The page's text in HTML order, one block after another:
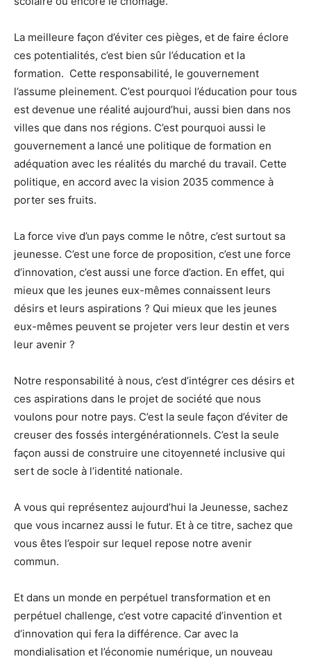
La meilleure façon d’éviter ces pièges, et de faire éclore
ces potentialités, c’est bien sûr l’éducation et la
formation. Cette responsabilité, le gouvernement
l’assume pleinement. C’est pourquoi l’éducation pour tous
est devenue une réalité aujourd’hui, aussi bien dans nos
villes que dans nos régions. C’est pourquoi aussi le
gouvernement a lancé une politique de formation en
adéquation avec les réalités du marché du travail. Cette
politique, en accord avec la vision 2035 commence à
porter ses fruits.
La force vive d’un pays comme le nôtre, c’est surtout sa
jeunesse. C’est une force de proposition, c’est une force
d’innovation, c’est aussi une force d’action. En effet, qui
mieux que les jeunes eux-mêmes connaissent leurs
désirs et leurs aspirations ? Qui mieux que les jeunes
eux-mêmes peuvent se projeter vers leur destin et vers
leur avenir ?
Notre responsabilité à nous, c’est d’intégrer ces désirs et
ces aspirations dans le projet de société que nous
voulons pour notre pays. C’est la seule façon d’éviter de
creuser des fossés intergénérationnels. C’est la seule
façon aussi de construire une citoyenneté inclusive qui
sert de socle à l’identité nationale.
A vous qui représentez aujourd’hui la Jeunesse, sachez
que vous incarnez aussi le futur. Et à ce titre, sachez que
vous êtes l’espoir sur lequel repose notre avenir
commun.
Et dans un monde en perpétuel transformation et en
perpétuel challenge, c’est votre capacité d’invention et
d’innovation qui fera la différence. Car avec la
mondialisation et l’économie numérique, un nouveau